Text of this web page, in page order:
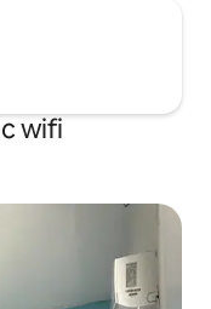
wifi